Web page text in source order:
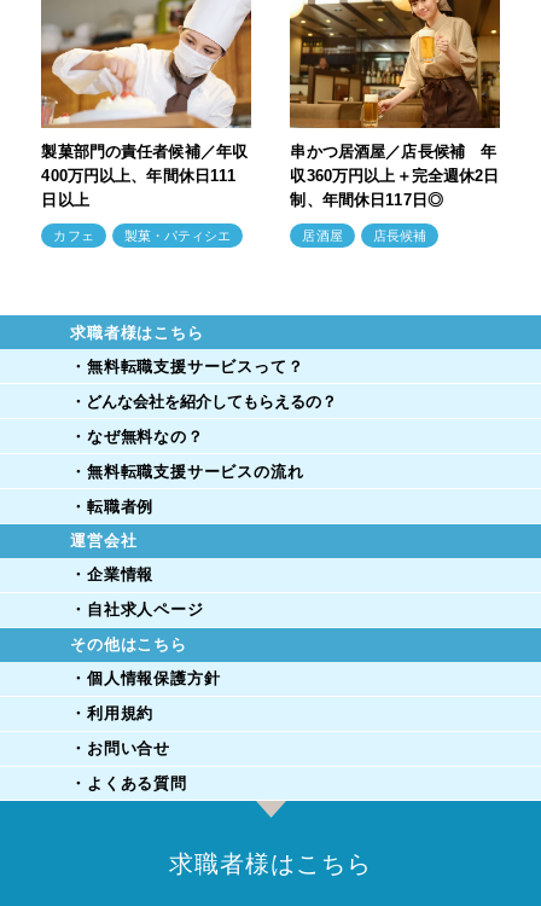
製菓部門の責任者候補／年収
400万円以上、年間休日111
日以上
カフェ 製菓・パティシエ
串かつ居酒屋／店長候補 年
収360万円以上＋完全週休2日
制、年間休日117日◎
居酒屋 店長候補
求職者様はこちら
・無料転職支援サービスって？
・どんな会社を紹介してもらえるの？
・なぜ無料なの？
・無料転職支援サービスの流れ
・転職者例
運営会社
・企業情報
・自社求人ページ
その他はこちら
・個人情報保護方針
・利用規約
・お問い合せ
・よくある質問
求職者様はこちら